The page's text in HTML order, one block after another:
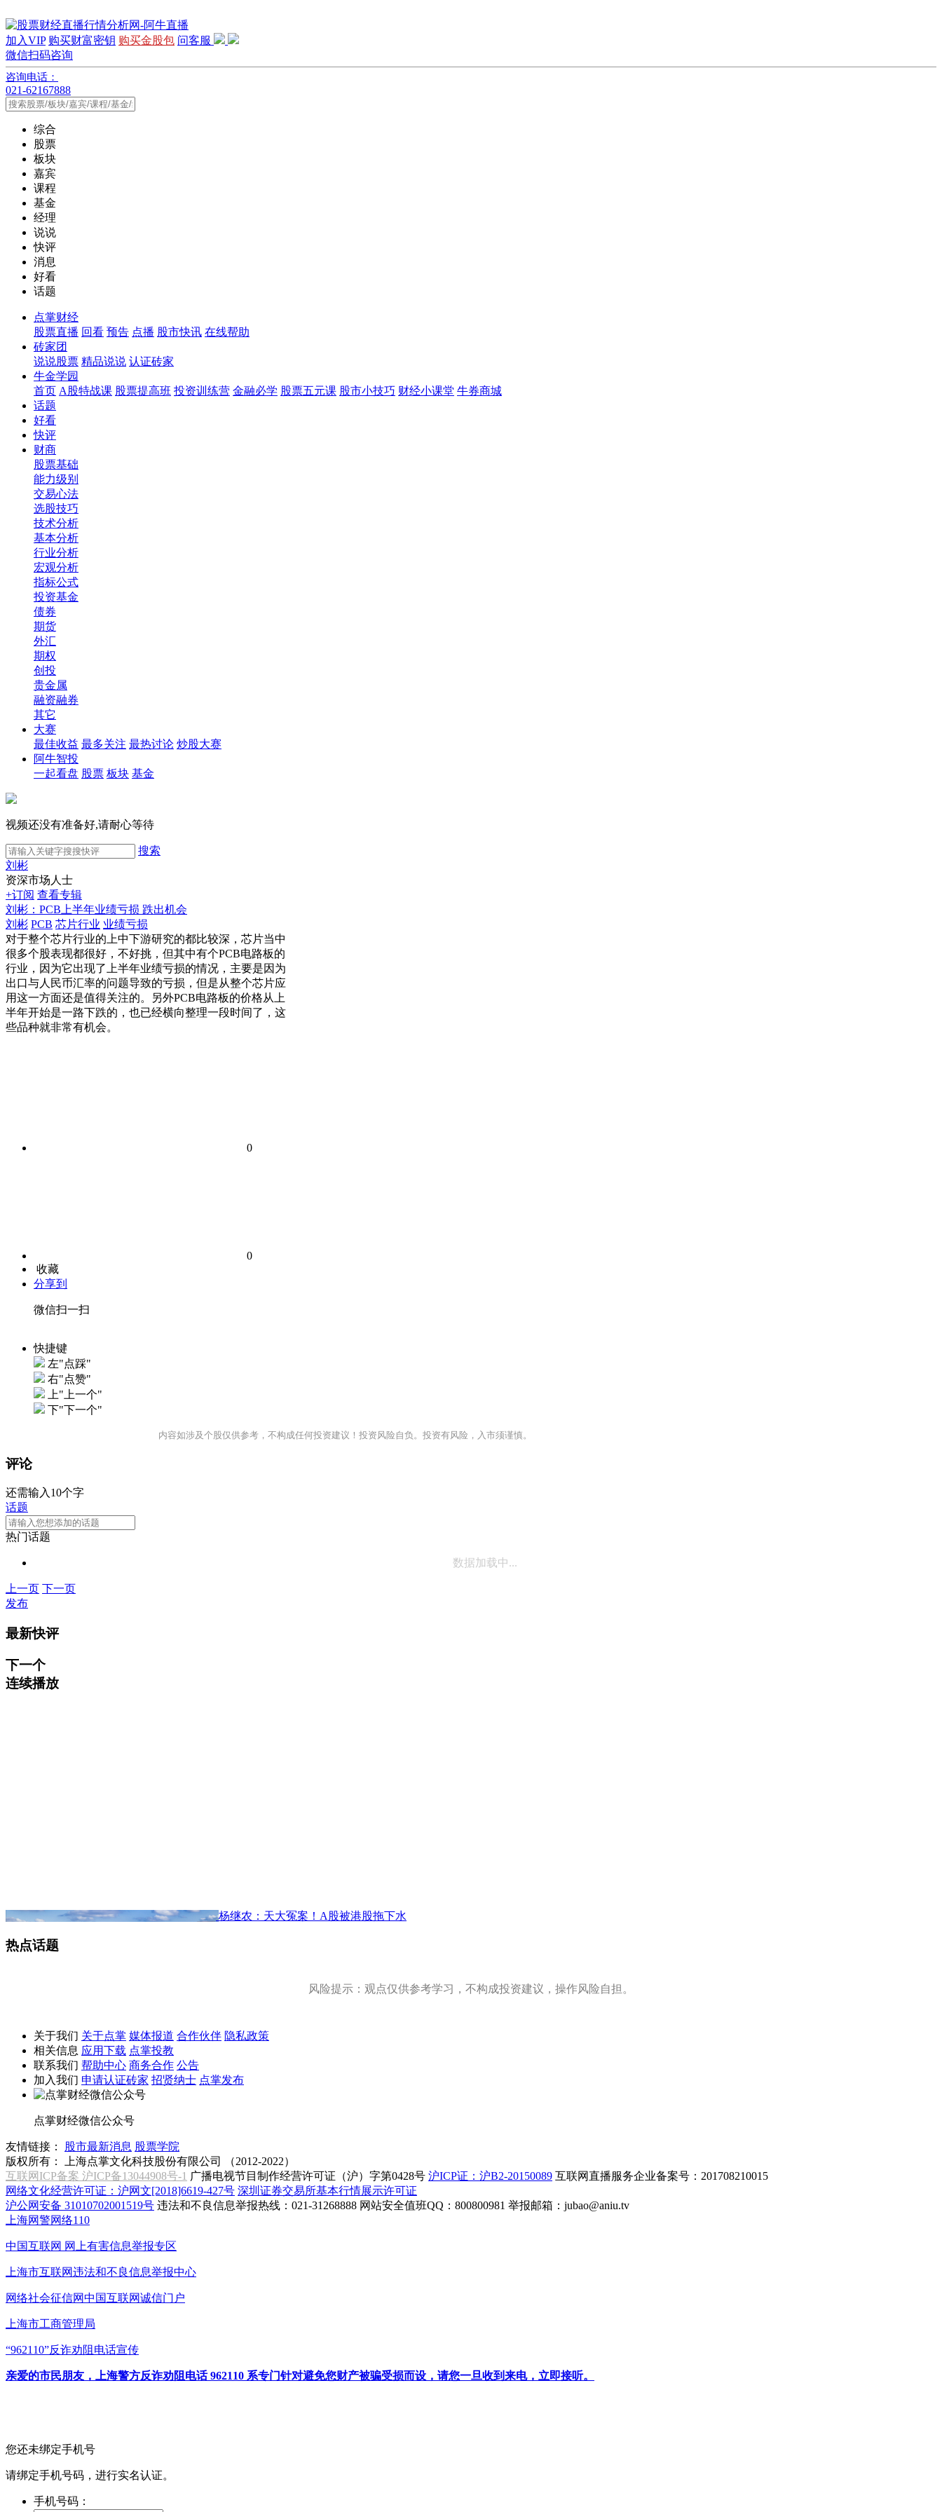
加入VIP 购买财富密钥 购买金股包 问客服
微信扫码咨询
咨询电话：
021-62167888
综合
股票
板块
嘉宾
课程
基金
经理
说说
快评
消息
好看
话题
点掌财经
股票直播 回看 预告 点播 股市快讯 在线帮助
砖家团
说说股票 精品说说 认证砖家
牛金学园
首页 A股特战课 股票提高班 投资训练营 金融必学 股票五元课 股市小技巧 财经小课堂 牛券商城
话题
好看
快评
财商
股票基础
能力级别
交易心法
选股技巧
技术分析
基本分析
行业分析
宏观分析
指标公式
投资基金
债券
期货
外汇
期权
创投
贵金属
融资融券
其它
大赛
最佳收益 最多关注 最热讨论 炒股大赛
阿牛智投
一起看盘 股票 板块 基金
视频还没有准备好,请耐心等待
搜索
刘彬
资深市场人士
+订阅 查看专辑
刘彬：PCB上半年业绩亏损 跌出机会
刘彬 PCB 芯片行业 业绩亏损
对于整个芯片行业的上中下游研究的都比较深，芯片当中
很多个股表现都很好，不好挑，但其中有个PCB电路板的
行业，因为它出现了上半年业绩亏损的情况，主要是因为
出口与人民币汇率的问题导致的亏损，但是从整个芯片应
用这一方面还是值得关注的。另外PCB电路板的价格从上
半年开始是一路下跌的，也已经横向整理一段时间了，这
些品种就非常有机会。
0
0
收藏
分享到
微信扫一扫
快捷键
左"点踩"
右"点赞"
上"上一个"
下"下一个"
内容如涉及个股仅供参考，不构成任何投资建议！投资风险自负。投资有风险，入市须谨慎。
评论
还需输入10个字
话题
热门话题
数据加载中...
上一页 下一页
发布
最新快评
下一个
连续播放
杨继农：天大冤案！A股被港股拖下水
热点话题
风险提示：观点仅供参考学习，不构成投资建议，操作风险自担。
关于我们 关于点掌 媒体报道 合作伙伴 隐私政策
相关信息 应用下载 点掌投教
联系我们 帮助中心 商务合作 公告
加入我们 申请认证砖家 招贤纳士 点掌发布
点掌财经微信公众号
友情链接： 股市最新消息 股票学院
版权所有：
上海点掌文化科技股份有限公司 （2012-2022）
互联网ICP备案 沪ICP备13044908号-1 广播电视节目制作经营许可证（沪）字第0428号 沪ICP证：沪B2-20150089 互联网直播服务企业备案号：201708210015
网络文化经营许可证：沪网文[2018]6619-427号 深圳证券交易所基本行情展示许可证
沪公网安备 31010702001519号 违法和不良信息举报热线：021-31268888 网站安全值班QQ：800800981 举报邮箱： jubao@aniu.tv
上海网警网络110
中国互联网 网上有害信息举报专区
上海市互联网违法和不良信息举报中心
网络社会征信网中国互联网诚信门户
上海市工商管理局
“962110”反诈劝阻电话宣传
亲爱的市民朋友，上海警方反诈劝阻电话 962110 系专门针对避免您财产被骗受损而设，请您一旦收到来电，立即接听。
您还未绑定手机号
请绑定手机号码，进行实名认证。
手机号码：